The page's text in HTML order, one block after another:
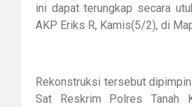
ini dapat terungkap secara
AKP Eriks R, Kamis(5/2), di
Rekonstruksi tersebut
Sat Reskrim Polres Tanah